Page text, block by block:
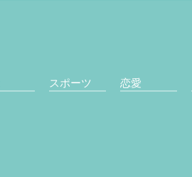
スポーツ 恋愛